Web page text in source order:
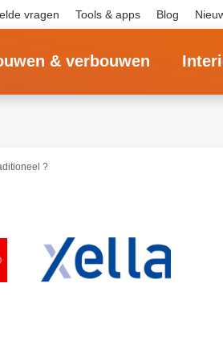
vragen Tools & apps Blog
& verbouwen
?